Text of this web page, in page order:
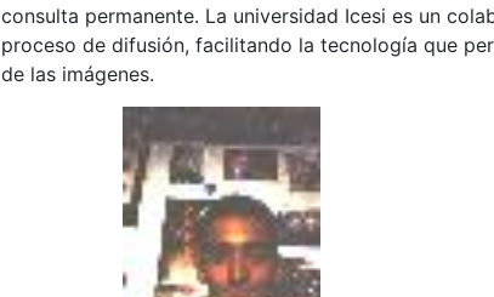
consulta permanente. La universidad Icesi es un
proceso de difusión, facilitando la tecnología que
de las imágenes.